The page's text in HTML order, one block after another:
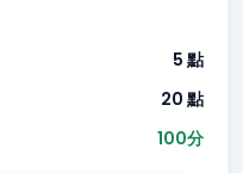
5 點
20 點
100分